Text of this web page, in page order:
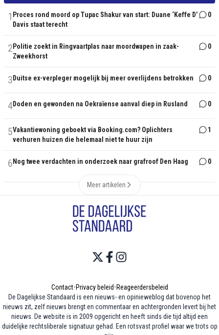
1 Proces rond moord op Tupac Shakur van start: Duane ‘Keffe D’
Davis staat terecht
0
2 Politie zoekt in Ringvaartplas naar moordwapen in zaak-
Zweekhorst
0
3 Duitse ex-verpleger mogelijk bij meer overlijdens betrokken 0
4Doden en gewonden na Oekraïense aanval diep in Rusland 0
5Vakantiewoning geboekt via Booking.com? Oplichters
verhuren huizen die helemaal niet te huur zijn
1
6 Nog twee verdachten in onderzoek naar grafroof Den Haag 0
Meer artikelen
Contact•Privacy beleid•Reageerdersbeleid
De Dagelijkse Standaard is een nieuws- en opinieweblog dat bovenop het
nieuws zit, zelf nieuws brengt en commentaar en achtergronden levert bij het
nieuws. De website is in 2009 opgericht en heeft sinds die tijd altijd een
duidelijke rechtsliberale signatuur gehad. Een rotsvast profiel waar we trots op